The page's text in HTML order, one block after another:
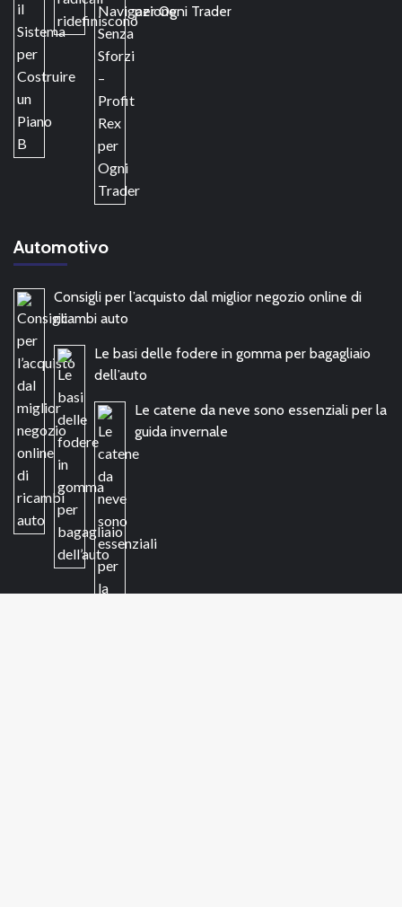
per Ogni Trader
Automotivo
Consigli per l’acquisto dal miglior negozio online di
ricambi auto
Le basi delle fodere in gomma per bagagliaio
dell’auto
Le catene da neve sono essenziali per la
guida invernale